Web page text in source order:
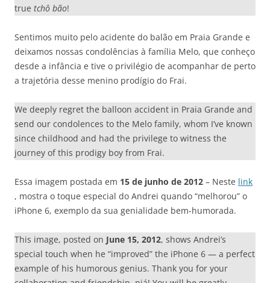
true tchô bão!
Sentimos muito pelo acidente do balão em Praia Grande e
deixamos nossas condolências à família Melo, que conheço
desde a infância e tive o privilégio de acompanhar de perto
a trajetória desse menino prodígio do Frai.
We deeply regret the balloon accident in Praia Grande and
send our condolences to the Melo family, whom I’ve known
since childhood and had the privilege to witness the
journey of this prodigy boy from Frai.
Essa imagem postada em 15 de junho de 2012 – Neste link
, mostra o toque especial do Andrei quando “melhorou” o
iPhone 6, exemplo da sua genialidade bem-humorada.
This image, posted on June 15, 2012, shows Andrei’s
special touch when he “improved” the iPhone 6 — a perfect
example of his humorous genius. Thank you for your